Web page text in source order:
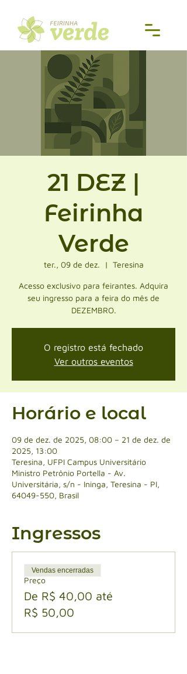
21 DEZ |
Feirinha
Verde
ter., 09 de dez.
  |
Teresina
Acesso exclusivo para feirantes. Adquira
seu ingresso para a feira do mês de
DEZEMBRO.
O registro está fechado
Ver outros eventos
Horário e local
09 de dez. de 2025, 08:00 – 21 de dez. de
2025, 13:00
Teresina, UFPI Campus Universitário
Ministro Petrônio Portella - Av.
Universitária, s/n - Ininga, Teresina - PI,
64049-550, Brasil
Ingressos
Preço
De R$ 40,00 até
R$ 50,00
Vendas encerradas